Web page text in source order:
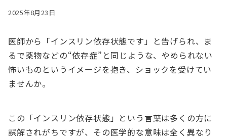
2025年8月23日
医師から「インスリン依存状態です」と告げられ、ま
るで薬物などの“依存症”と同じような、やめられない
怖いものというイメージを抱き、ショックを受けてい
ませんか。
この「インスリン依存状態」という言葉は多くの方に
誤解されがちですが、その医学的な意味は全く異なり